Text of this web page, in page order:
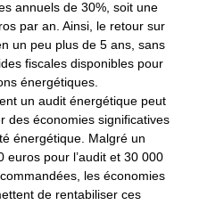
annuels de 30%, soit une
par an. Ainsi, le retour sur
un peu plus de 5 ans, sans
fiscales disponibles pour
énergétiques.
un audit énergétique peut
des économies significatives
énergétique. Malgré un
euros pour l’audit et 30 000
les économies
de rentabiliser ces